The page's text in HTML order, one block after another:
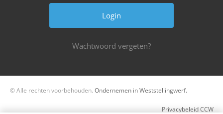
Wachtwoord vergeten?
© Alle rechten voorbehouden. Ondernemen in Weststellingwerf.
Privacybeleid CCW